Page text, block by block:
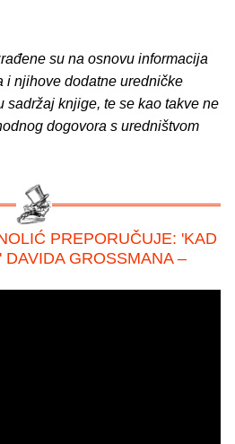
su na osnovu informacija
i njihove dodatne uredničke
sadržaj knjige, te se kao takve ne
dogovora s uredništvom
PREPORUČUJE: 'KAD
DAVIDA GROSSMANA –